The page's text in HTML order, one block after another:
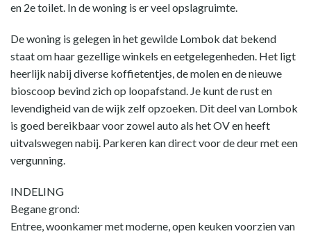
en 2e toilet. In de woning is er veel opslagruimte.
De woning is gelegen in het gewilde Lombok dat bekend
staat om haar gezellige winkels en eetgelegenheden. Het ligt
heerlijk nabij diverse koffietentjes, de molen en de nieuwe
bioscoop bevind zich op loopafstand. Je kunt de rust en
levendigheid van de wijk zelf opzoeken. Dit deel van Lombok
is goed bereikbaar voor zowel auto als het OV en heeft
uitvalswegen nabij. Parkeren kan direct voor de deur met een
vergunning.
INDELING
Begane grond:
Entree, woonkamer met moderne, open keuken voorzien van